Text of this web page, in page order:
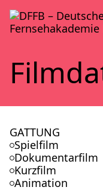
GATTUNG
Spielfilm
Dokumentarfilm
Kurzfilm
Animation